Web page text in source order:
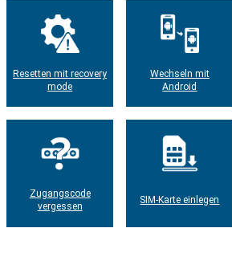
Resetten mit recovery
mode
Wechseln mit
Android
Zugangscode
vergessen
SIM-Karte einlegen